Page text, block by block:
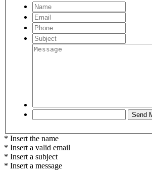
* Insert the name
* Insert a valid email
* Insert a subject
* Insert a message